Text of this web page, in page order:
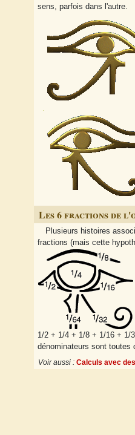
sens, parfois dans l'autre.
Les 6 fractions de
Plusieurs histoires
fractions (mais cette
1/2 + 1/4 + 1/8 + 1/16 + 1/
dénominateurs sont toutes
Voir aussi : Calculs avec